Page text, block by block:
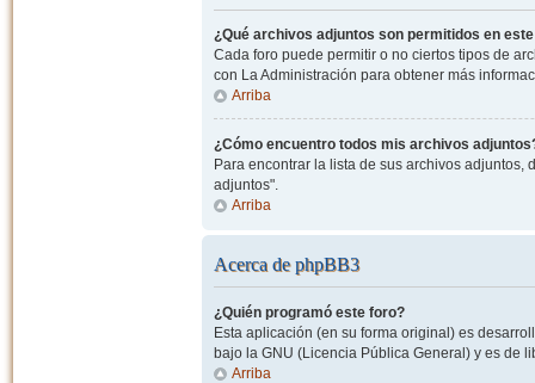
¿Qué archivos adjuntos son permitidos en
Cada foro puede permitir o no ciertos tipos de
con La Administración para obtener más
Arriba
¿Cómo encuentro todos mis archivos
Para encontrar la lista de sus archivos
adjuntos".
Arriba
Acerca de phpBB3
¿Quién programó este foro?
Esta aplicación (en su forma original) es
bajo la GNU (Licencia Pública General) y es de
Arriba